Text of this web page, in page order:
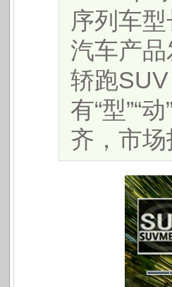
序列车
汽车产
轿跑
有“型”“
齐，市